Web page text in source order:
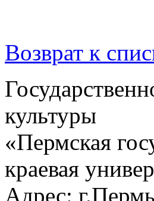
Возврат к
культуры
«Пермская
краевая
Адрес: